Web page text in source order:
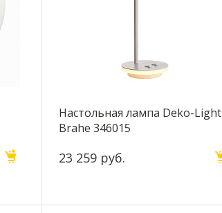
Настольная лампа Deko-Light
Brahe 346015
23 259 руб.